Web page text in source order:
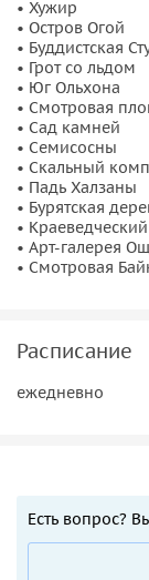
• Хужир
• Остров Огой
• Буддистская
• Грот со льдом
• Юг Ольхона
• Смотровая
• Сад камней
• Семисосны
• Скальный
• Падь Халзаны
• Бурятская
•
• Арт-галерея
• Смотровая
Расписание
ежедневно
Есть вопрос?